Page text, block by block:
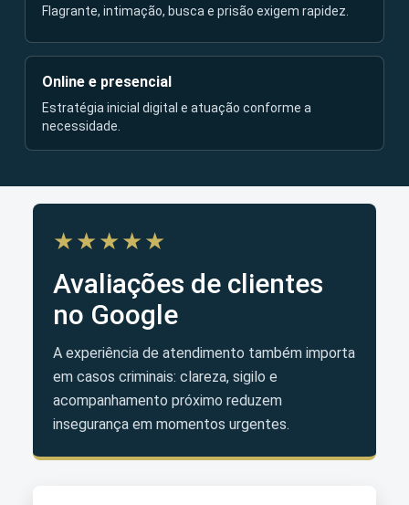
Flagrante, intimação, busca e prisão exigem rapidez.
Online e presencial
Estratégia inicial digital e atuação conforme a
necessidade.
★★★★★
Avaliações de clientes
no Google
A experiência de atendimento também importa
em casos criminais: clareza, sigilo e
acompanhamento próximo reduzem
insegurança em momentos urgentes.